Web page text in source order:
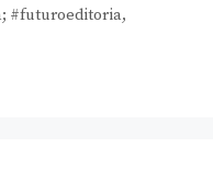
#futuroeditoria,